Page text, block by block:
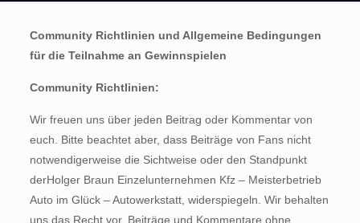
Community Richtlinien und Allgemeine Bedingungen
für die Teilnahme an Gewinnspielen
Community Richtlinien:
Wir freuen uns über jeden Beitrag oder Kommentar von
euch. Bitte beachtet aber, dass Beiträge von Fans nicht
notwendigerweise die Sichtweise oder den Standpunkt
derHolger Braun Einzelunternehmen Kfz – Meisterbetrieb
Auto im Glück – Autowerkstatt, widerspiegeln. Wir behalten
uns das Recht vor, Beiträge und Kommentare ohne